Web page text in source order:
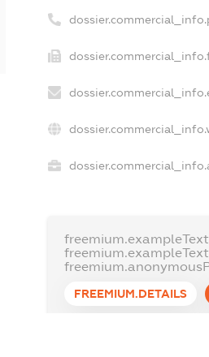
FREEMIUM.DETAILS